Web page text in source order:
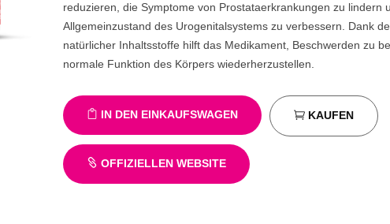
reduzieren, die Symptome von Prostataerkrankungen zu lindern
Allgemeinzustand des Urogenitalsystems zu verbessern. Dank
natürlicher Inhaltsstoffe hilft das Medikament, Beschwerden zu
normale Funktion des Körpers wiederherzustellen.
IN DEN EINKAUFSWAGEN KAUFEN
OFFIZIELLEN WEBSITE